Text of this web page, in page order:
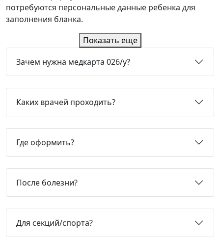
потребуются персональные данные ребенка для
заполнения бланка.
Показать еще
Зачем нужна медкарта 026/у?
Каких врачей проходить?
Где оформить?
После болезни?
Для секций/спорта?